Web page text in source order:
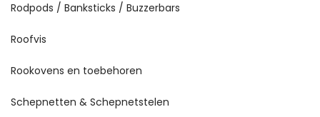
Rodpods / Banksticks / Buzzerbars
Roofvis
Rookovens en toebehoren
Schepnetten & Schepnetstelen